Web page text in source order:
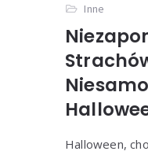
Inne
Halloween,